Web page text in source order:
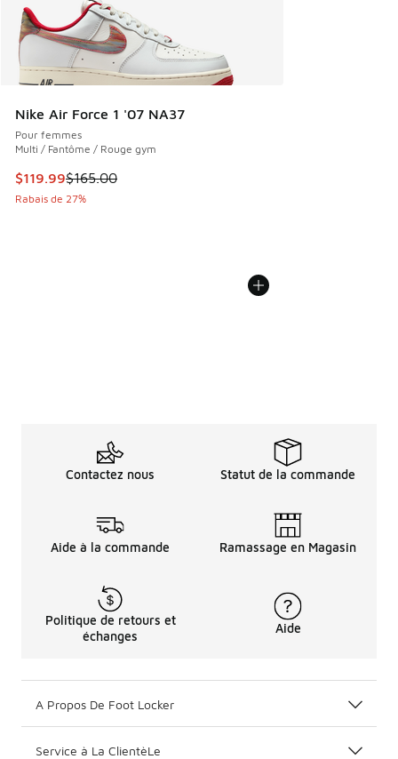
Nike Air Force 1 '07 NA37
Pour femmes
Multi / Fantôme / Rouge gym
Cet article est en solde. Le prix est passé de $165.00 à
$119.99$165.00
Rabais de 27%
Contactez nous Statut de la commande
Aide à la commande Ramassage en Magasin
Politique de retours et
échanges
Aide
A Propos De Foot Locker
Service à La ClientèLe